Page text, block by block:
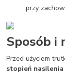
przy
Sposób i
Przed użyciem
stopień